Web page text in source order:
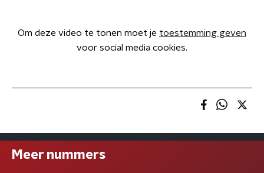
Om deze video te tonen moet je toestemming geven
voor social media cookies.
Meer nummers